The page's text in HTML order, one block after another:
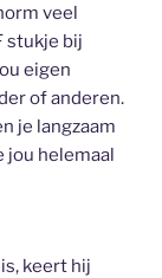
veel
stukje bij
eigen
of anderen.
je langzaam
jou helemaal
keert hij